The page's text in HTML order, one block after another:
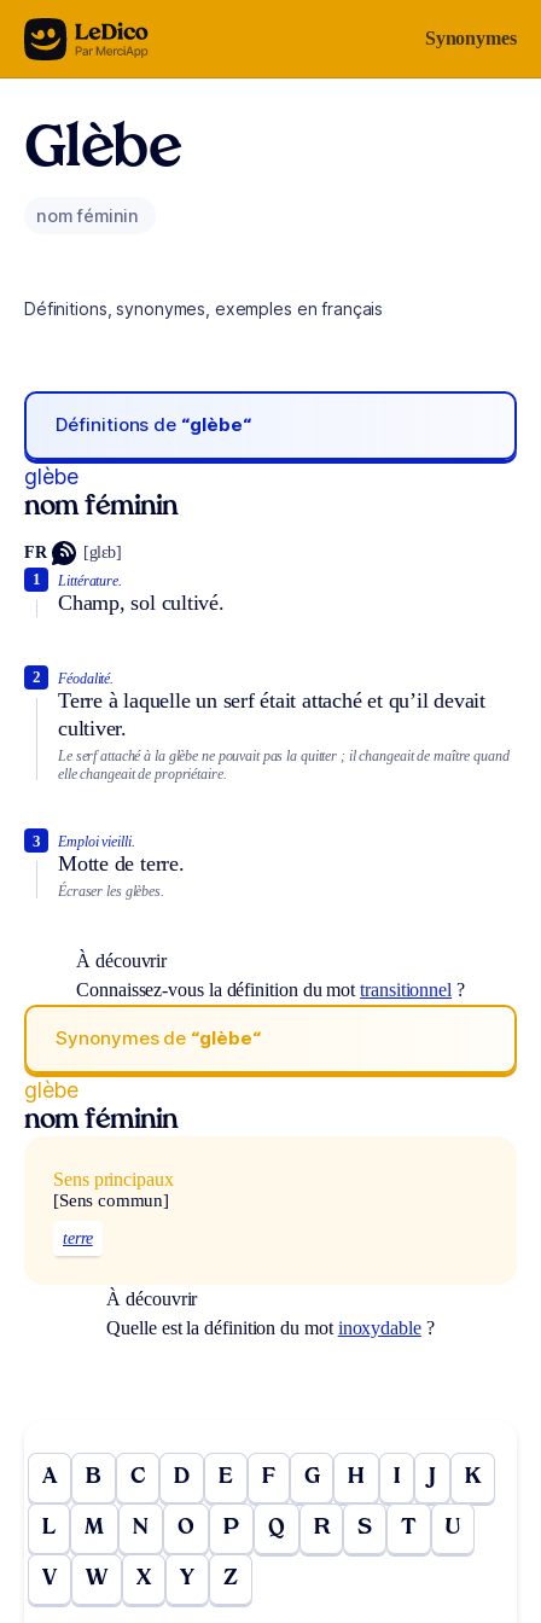
Aller au contenu Synonymes
Glèbe
nom féminin
Définitions, synonymes, exemples en français
Définitions de “glèbe“
glèbe
nom féminin
FR [glɛb]
Littérature.
Champ, sol cultivé.
1
Féodalité.
Terre à laquelle un serf était attaché et qu’il devait
cultiver.
2
Le serf attaché à la glèbe ne pouvait pas la quitter ; il changeait de maître quand
elle changeait de propriétaire.
Emploi vieilli.
Motte de terre.
3
Écraser les glèbes.
À découvrir
Connaissez-vous la définition du mottransitionnel ?
Synonymes de “glèbe“
glèbe
nom féminin
Sens principaux
[Sens commun]
terre
À découvrir
Quelle est la définition du mot inoxydable?
A B C D E F G H I J K
L M N O P Q R S T U
V W X Y Z